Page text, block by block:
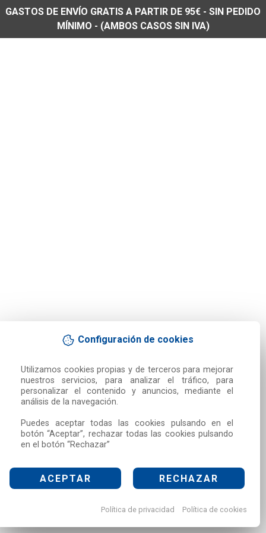
Configuración de cookies
Utilizamos cookies propias y de terceros para mejorar
nuestros servicios, para analizar el tráfico, para
personalizar el contenido y anuncios, mediante el
análisis de la navegación.
Puedes aceptar todas las cookies pulsando en el
botón “Aceptar”, rechazar todas las cookies pulsando
en el botón “Rechazar”
ACEPTAR RECHAZAR
Política de privacidad Política de cookies
GASTOS DE ENVÍO GRATIS A PARTIR DE 95€ - SIN PEDIDO
MÍNIMO - (AMBOS CASOS SIN IVA)